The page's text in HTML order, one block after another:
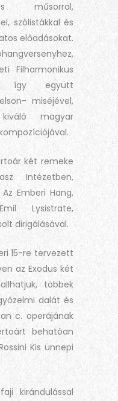
műsorral,
szólistákkal és
előadásokat.
Filharmonikus
így együtt
miséjével,
magyar
két remeke
Intézetben,
Emberi Hang,
Lysistrate,
dirigálásával.
15-re tervezett
az Exodus két
többek
dalát és
c. operájának
behatóan
Kis ünnepi
kirándulással